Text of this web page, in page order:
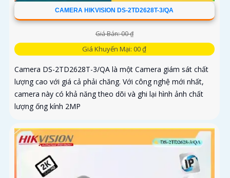
CAMERA HIKVISION DS-2TD2628T-3/QA
Giá Bán: 00 ₫
Giá Khuyến Mại: 00 ₫
Camera DS-2TD2628T-3/QA là một Camera giám sát chất
lượng cao với giá cả phải chăng. Với công nghệ mới nhất,
camera này có khả năng theo dõi và ghi lại hình ảnh chất
lượng ống kính 2MP